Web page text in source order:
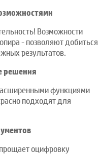
Возможности
- позволяют добиться
результатов.
решения
функциями
подходят для
оцифровку